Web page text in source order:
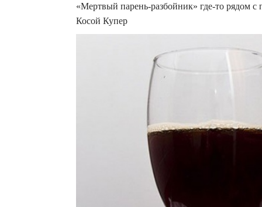
«Мертвый парень-разбойник» где-то рядом
Косой Купер